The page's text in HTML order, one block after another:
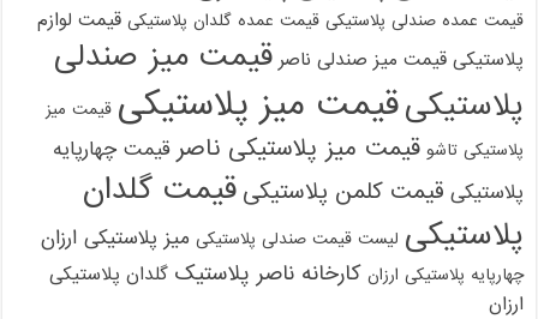
قیمت عمده صندلی پلاستیکی قیمت عمده گلدان پلاستیکی قیمت لوازم
پلاستیکی قیمت میز صندلی ناصر قیمت میز صندلی
پلاستیکیقیمت میز پلاستیکی قیمت میز
پلاستیکی تاشو قیمت میز پلاستیکی ناصر قیمت چهارپایه
پلاستیکی قیمت کلمن پلاستیکی قیمت گلدان
پلاستیکی لیست قیمت صندلی پلاستیکی میز پلاستیکی ارزان
چهارپایه پلاستیکی ارزان کارخانه ناصر پلاستیک گلدان پلاستیکی
ارزان